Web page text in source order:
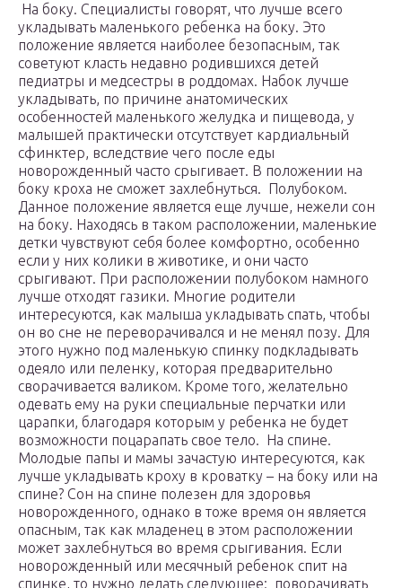
На боку. Специалисты говорят, что лучше всего
укладывать маленького ребенка на боку. Это
положение является наиболее безопасным, так
советуют класть недавно родившихся детей
педиатры и медсестры в роддомах. Набок лучше
укладывать, по причине анатомических
особенностей маленького желудка и пищевода, у
малышей практически отсутствует кардиальный
сфинктер, вследствие чего после еды
новорожденный часто срыгивает. В положении на
боку кроха не сможет захлебнуться. Полубоком.
Данное положение является еще лучше, нежели сон
на боку. Находясь в таком расположении, маленькие
детки чувствуют себя более комфортно, особенно
если у них колики в животике, и они часто
срыгивают. При расположении полубоком намного
лучше отходят газики. Многие родители
интересуются, как малыша укладывать спать, чтобы
он во сне не переворачивался и не менял позу. Для
этого нужно под маленькую спинку подкладывать
одеяло или пеленку, которая предварительно
сворачивается валиком. Кроме того, желательно
одевать ему на руки специальные перчатки или
царапки, благодаря которым у ребенка не будет
возможности поцарапать свое тело. На спине.
Молодые папы и мамы зачастую интересуются, как
лучше укладывать кроху в кроватку – на боку или на
спине? Сон на спине полезен для здоровья
новорожденного, однако в тоже время он является
опасным, так как младенец в этом расположении
может захлебнуться во время срыгивания. Если
новорожденный или месячный ребенок спит на
спинке, то нужно делать следующее: поворачивать